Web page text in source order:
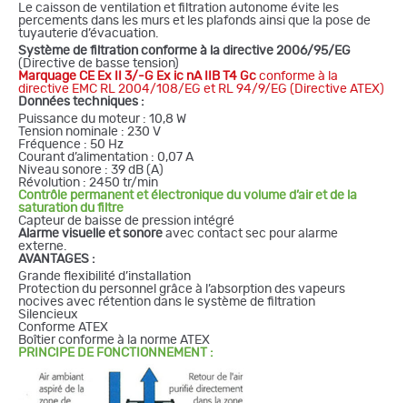
Le caisson de ventilation et filtration autonome évite les
percements dans les murs et les plafonds ainsi que la pose de
tuyauterie d’évacuation.
Système de filtration conforme à la directive 2006/95/EG
(Directive de basse tension)
Marquage CE Ex II 3/-G Ex ic nA IIB T4 Gc conforme à la
directive EMC RL 2004/108/EG et RL 94/9/EG (Directive ATEX)
Données techniques :
Puissance du moteur : 10,8 W
Tension nominale : 230 V
Fréquence : 50 Hz
Courant d’alimentation : 0,07 A
Niveau sonore : 39 dB (A)
Révolution : 2450 tr/min
Contrôle permanent et électronique du volume d’air et de la
saturation du filtre
Capteur de baisse de pression intégré
Alarme visuelle et sonore avec contact sec pour alarme
externe.
AVANTAGES :
Grande flexibilité d’installation
Protection du personnel grâce à l’absorption des vapeurs
nocives avec rétention dans le système de filtration
Silencieux
Conforme ATEX
Boîtier conforme à la norme ATEX
PRINCIPE DE FONCTIONNEMENT :